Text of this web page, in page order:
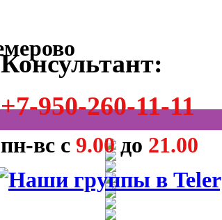
Консультант:
+7-950-260-11-11
пн-вс с 9.00до 21.00